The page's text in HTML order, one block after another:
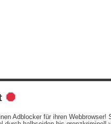
Adblocker für ihren